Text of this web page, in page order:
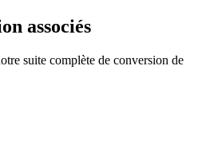
associés
suite complète de conversion de